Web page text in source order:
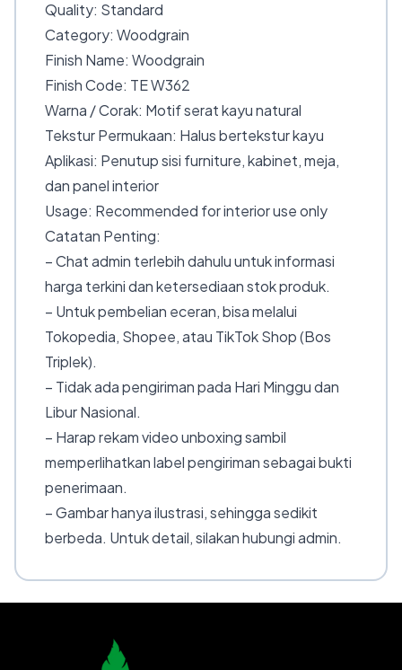
Quality: Standard
Category: Woodgrain
Finish Name: Woodgrain
Finish Code: TE W362
Warna / Corak: Motif serat kayu natural
Tekstur Permukaan: Halus bertekstur kayu
Aplikasi: Penutup sisi furniture, kabinet, meja,
dan panel interior
Usage: Recommended for interior use only
Catatan Penting:
– Chat admin terlebih dahulu untuk informasi
harga terkini dan ketersediaan stok produk.
– Untuk pembelian eceran, bisa melalui
Tokopedia, Shopee, atau TikTok Shop (Bos
Triplek).
– Tidak ada pengiriman pada Hari Minggu dan
Libur Nasional.
– Harap rekam video unboxing sambil
memperlihatkan label pengiriman sebagai bukti
penerimaan.
– Gambar hanya ilustrasi, sehingga sedikit
berbeda. Untuk detail, silakan hubungi admin.